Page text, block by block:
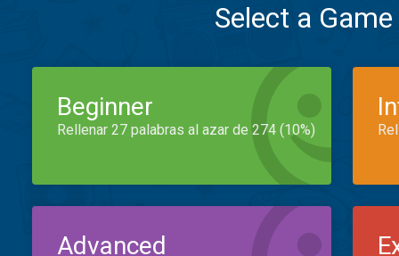
Select a
Beginner
Rellenar 27 palabras al azar de 274 (10%)
Advanced